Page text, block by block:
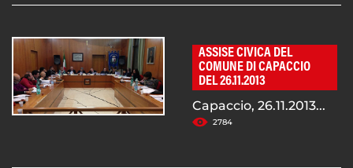
ASSISE CIVICA DEL
COMUNE DI CAPACCIO
DEL 26.11.2013
Capaccio, 26.11.2013...
2784